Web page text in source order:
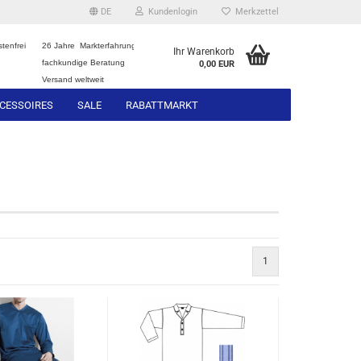
DE Kundenlogin Merkzettel
26 Jahre Markterfahrung
fachkundige Beratung
Versand weltweit
Ihr Warenkorb
0,00 EUR
SALE RABATTMARKT
1